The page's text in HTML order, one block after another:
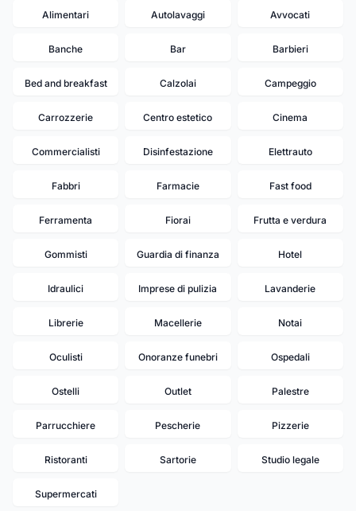
Alimentari Autolavaggi Avvocati
Banche Bar Barbieri
Bed and breakfast Calzolai Campeggio
Carrozzerie Centro estetico Cinema
Commercialisti Disinfestazione Elettrauto
Fabbri Farmacie Fast food
Ferramenta Fiorai Frutta e verdura
Gommisti Guardia di finanza Hotel
Idraulici Imprese di pulizia Lavanderie
Librerie Macellerie Notai
Oculisti Onoranze funebri Ospedali
Ostelli Outlet Palestre
Parrucchiere Pescherie Pizzerie
Ristoranti Sartorie Studio legale
Supermercati
14
15 19